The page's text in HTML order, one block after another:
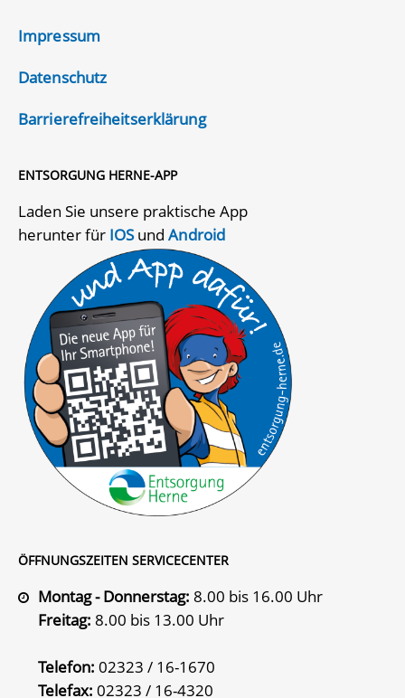
Impressum
Datenschutz
Barrierefreiheitserklärung
ENTSORGUNG HERNE-APP
Laden Sie unsere praktische App
herunter für IOSundAndroid
ÖFFNUNGSZEITEN SERVICECENTER
Montag - Donnerstag: 8.00 bis 16.00 Uhr
Freitag: 8.00 bis 13.00 Uhr
Telefon: 02323 / 16-1670
Telefax: 02323 / 16-4320